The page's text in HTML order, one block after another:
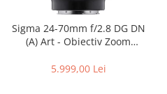
Sigma 24-70mm f/2.8 DG DN
(A) Art - Obiectiv Zoom
Sony E
5.999,00 Lei